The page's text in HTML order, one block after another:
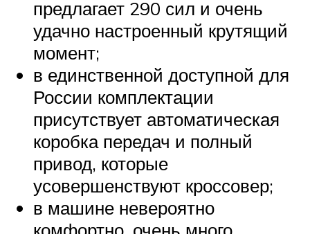
предлагает 290 сил и очень
удачно настроенный крутящий
момент;
в единственной доступной для
России комплектации
присутствует автоматическая
коробка передач и полный
привод, которые
усовершенствуют кроссовер;
в машине невероятно
комфортно, очень много